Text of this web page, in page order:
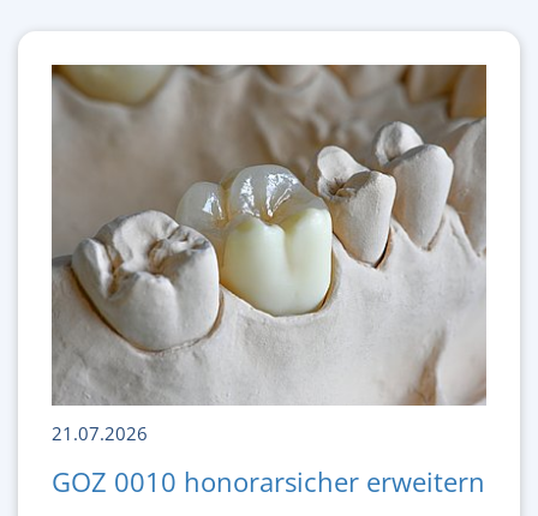
21.07.2026
GOZ 0010 honorarsicher erweitern